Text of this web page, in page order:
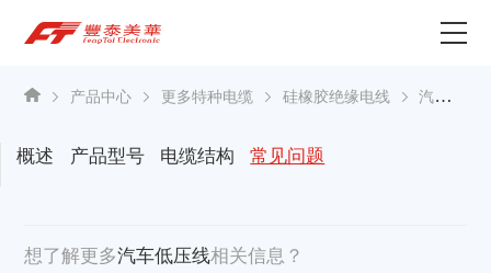
为什么选择丰泰？
产品中心
资讯中心
产品中心 更多特种电缆 硅橡胶绝缘电线 汽车低压线
概述 产品型号 电缆结构 常见问题
想了解更多汽车低压线相关信息？